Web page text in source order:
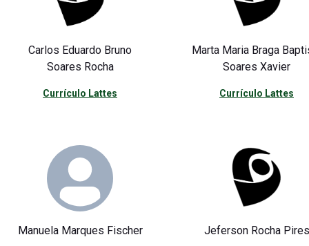
Carlos Eduardo Bruno
Soares Rocha
Currículo Lattes
Marta Maria Braga
Soares Xavier
Currículo Lattes
Manuela Marques Fischer Jeferson Rocha Pires